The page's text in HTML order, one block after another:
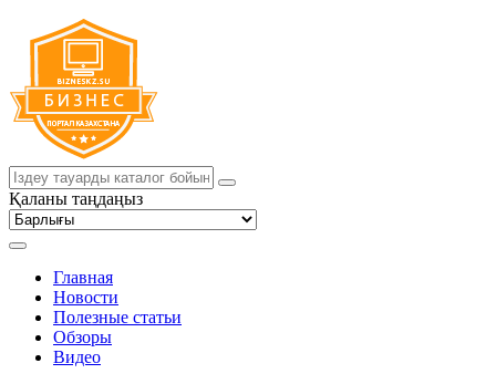
Қаланы таңдаңыз
Главная
Новости
Полезные статьи
Обзоры
Видео